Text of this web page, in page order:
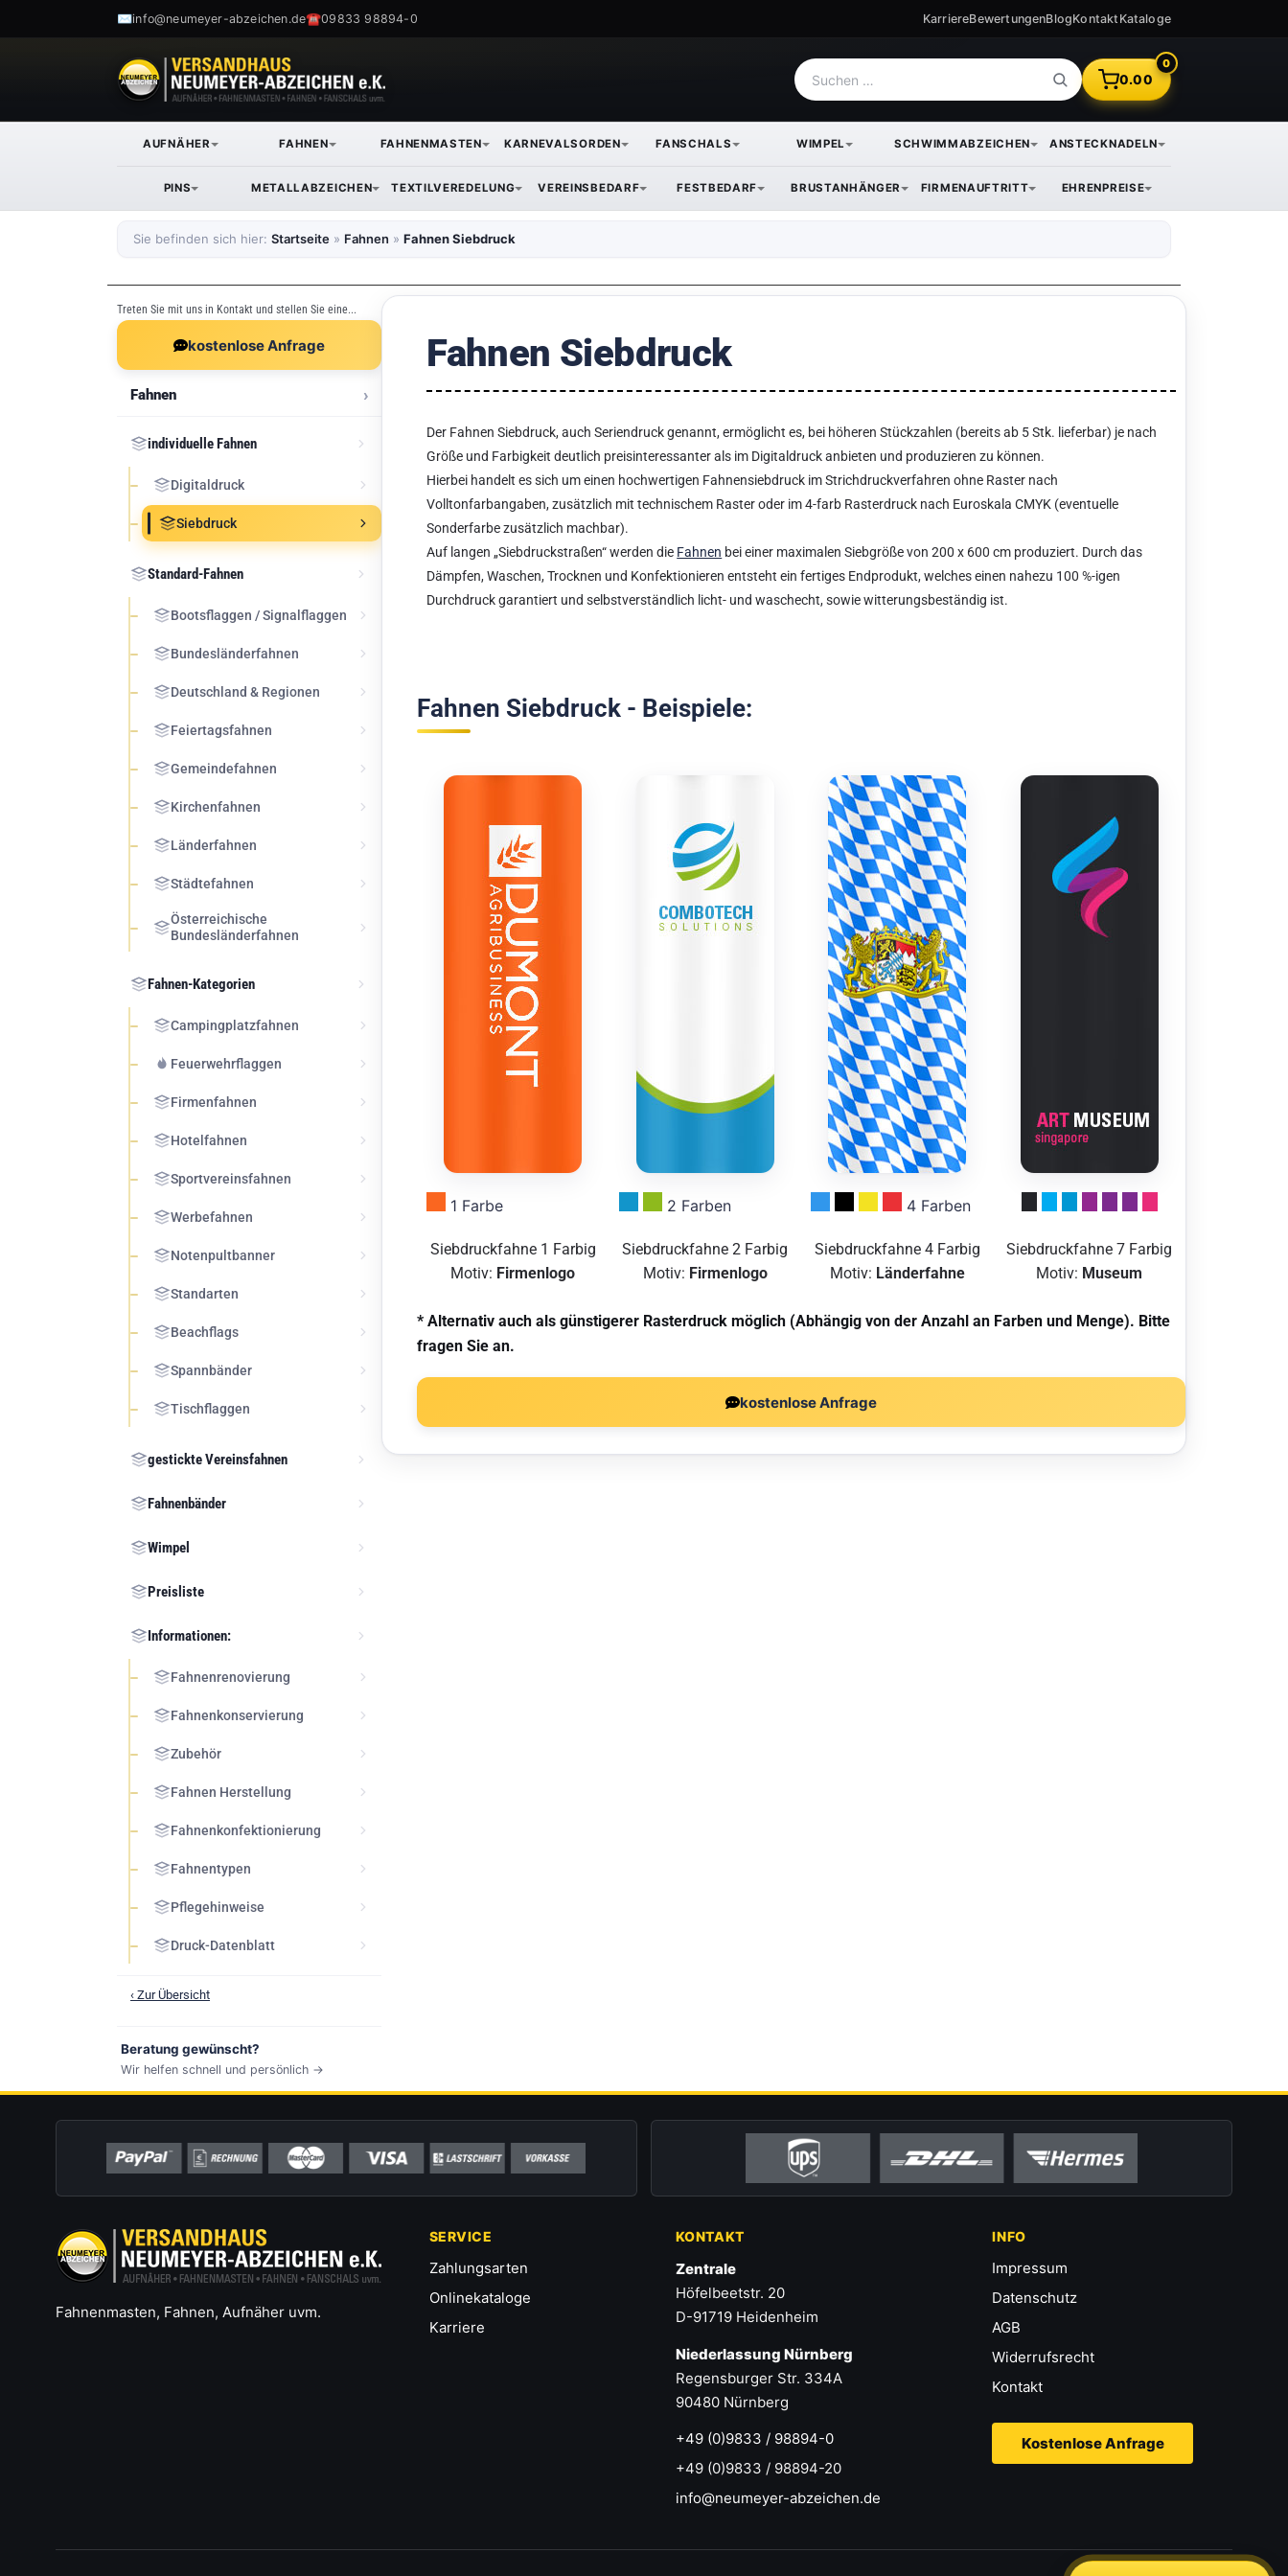
✉info@neumeyer-abzeichen.de☎09833 98894-0 KarriereBewertungenBlogKontakt Kataloge
0.00
0
AUFNÄHER FAHNEN FAHNENMASTEN KARNEVALSORDEN FANSCHALS WIMPEL SCHWIMMABZEICHEN ANSTECKNADELN
PINS METALLABZEICHEN TEXTILVEREDELUNG VEREINSBEDARF FESTBEDARF BRUSTANHÄNGER FIRMENAUFTRITT EHRENPREISE
Sie befinden sich hier: Startseite » Fahnen » Fahnen Siebdruck
Treten Sie mit uns in Kontakt und stellen Sie eine...
kostenlose Anfrage
Fahnen
individuelle Fahnen
Digitaldruck
Siebdruck
Standard-Fahnen
Bootsflaggen / Signalflaggen
Bundesländerfahnen
Deutschland & Regionen
Feiertagsfahnen
Gemeindefahnen
Kirchenfahnen
Länderfahnen
Städtefahnen
Österreichische
Bundesländerfahnen
Fahnen-Kategorien
Campingplatzfahnen
Feuerwehrflaggen
Firmenfahnen
Hotelfahnen
Sportvereinsfahnen
Werbefahnen
Notenpultbanner
Standarten
Beachflags
Spannbänder
Tischflaggen
gestickte Vereinsfahnen
Fahnenbänder
Wimpel
Preisliste
Informationen:
Fahnenrenovierung
Fahnenkonservierung
Zubehör
Fahnen Herstellung
Fahnenkonfektionierung
Fahnentypen
Pflegehinweise
Druck-Datenblatt
‹ Zur Übersicht
Beratung gewünscht?
Wir helfen schnell und persönlich →
Fahnen Siebdruck
Der Fahnen Siebdruck, auch Seriendruck genannt, ermöglicht es, bei höheren Stückzahlen (bereits ab 5 Stk. lieferbar) je nach
Größe und Farbigkeit deutlich preisinteressanter als im Digitaldruck anbieten und produzieren zu können.
Hierbei handelt es sich um einen hochwertigen Fahnensiebdruck im Strichdruckverfahren ohne Raster nach
Volltonfarbangaben, zusätzlich mit technischem Raster oder im 4-farb Rasterdruck nach Euroskala CMYK (eventuelle
Sonderfarbe zusätzlich machbar).
Auf langen „Siebdruckstraßen“ werden die Fahnen bei einer maximalen Siebgröße von 200 x 600 cm produziert. Durch das
Dämpfen, Waschen, Trocknen und Konfektionieren entsteht ein fertiges Endprodukt, welches einen nahezu 100 %-igen
Durchdruck garantiert und selbstverständlich licht- und waschecht, sowie witterungsbeständig ist.
Fahnen Siebdruck - Beispiele:
1 Farbe
Siebdruckfahne 1 Farbig
Motiv: Firmenlogo
2 Farben
Siebdruckfahne 2 Farbig
Motiv: Firmenlogo
4 Farben
Siebdruckfahne 4 Farbig
Motiv: Länderfahne
Siebdruckfahne 7 Farbig
Motiv: Museum
* Alternativ auch als günstigerer Rasterdruck möglich (Abhängig von der Anzahl an Farben und Menge). Bitte
fragen Sie an.
kostenlose Anfrage
Fahnenmasten, Fahnen, Aufnäher uvm.
SERVICE
Zahlungsarten
Onlinekataloge
Karriere
KONTAKT
Zentrale
Höfelbeetstr. 20
D-91719 Heidenheim
Niederlassung Nürnberg
Regensburger Str. 334A
90480 Nürnberg
+49 (0)9833 / 98894-0
+49 (0)9833 / 98894-20
info@neumeyer-abzeichen.de
INFO
Impressum
Datenschutz
AGB
Widerrufsrecht
Kontakt
Kostenlose Anfrage